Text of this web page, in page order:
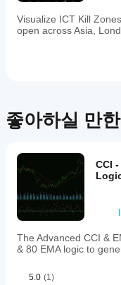
Visualize ICT Kill
open across Asia,
좋아하실 만
CCI
The Advanced CCI &
& 80 EMA logic to
5.0 (1)